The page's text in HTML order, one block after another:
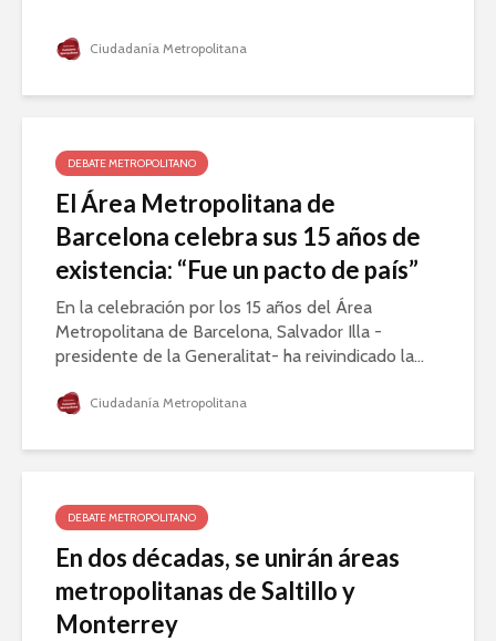
Ciudadanía Metropolitana
DEBATE METROPOLITANO
El Área Metropolitana de
Barcelona celebra sus 15 años de
existencia: “Fue un pacto de país”
En la celebración por los 15 años del Área
Metropolitana de Barcelona, Salvador Illa -
presidente de la Generalitat- ha reivindicado la...
Ciudadanía Metropolitana
DEBATE METROPOLITANO
En dos décadas, se unirán áreas
metropolitanas de Saltillo y
Monterrey